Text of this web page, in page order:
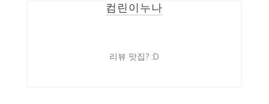
컴린이누나
리뷰 맛집? :D